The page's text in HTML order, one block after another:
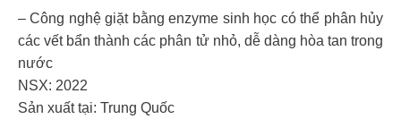
– Công nghệ giặt bằng enzyme sinh học có thể phân hủy
các vết bẩn thành các phân tử nhỏ, dễ dàng hòa tan trong
nước
NSX: 2022
Sản xuất tại: Trung Quốc